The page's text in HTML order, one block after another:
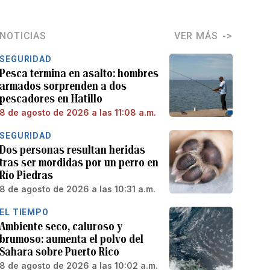
NOTICIAS VER MÁS
SEGURIDAD
Pesca termina en asalto: hombres
armados sorprenden a dos
pescadores en Hatillo
8 de agosto de 2026 a las 11:08 a.m.
SEGURIDAD
Dos personas resultan heridas
tras ser mordidas por un perro en
Río Piedras
8 de agosto de 2026 a las 10:31 a.m.
EL TIEMPO
Ambiente seco, caluroso y
brumoso: aumenta el polvo del
Sahara sobre Puerto Rico
8 de agosto de 2026 a las 10:02 a.m.